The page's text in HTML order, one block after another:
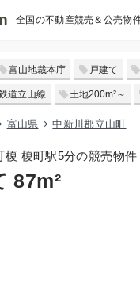
全国の不動産競売＆公売物
富山地裁本庁 戸建て
道立山線 土地200m²～
富山県 中新川郡立山町
榎 榎町駅5分の競売物件
87m²